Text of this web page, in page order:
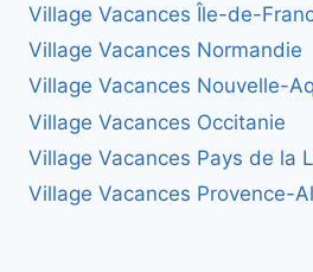
Village Vacances Île-de-
Village Vacances Normandie
Village Vacances Nouvelle-
Village Vacances Occitanie
Village Vacances Pays de la
Village Vacances Provence-